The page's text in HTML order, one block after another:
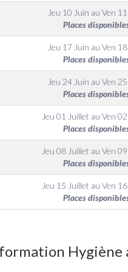
Jeu 10 Juin auVen
Places
Jeu 17 Juin auVen
Places
Jeu 24 Juin auVen
Places
Jeu 01 Juillet auVen
Places
Jeu 08 Juillet auVen
Places
Jeu 15 Juillet auVen
Places
Hygiène